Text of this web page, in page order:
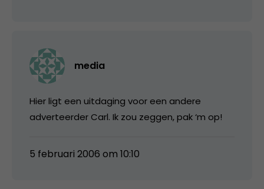
media
Hier ligt een uitdaging voor een andere
adverteerder Carl. Ik zou zeggen, pak ‘m op!
5 februari 2006 om 10:10